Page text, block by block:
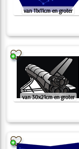
van 11x11cm en groter
van 30x21cm en groter